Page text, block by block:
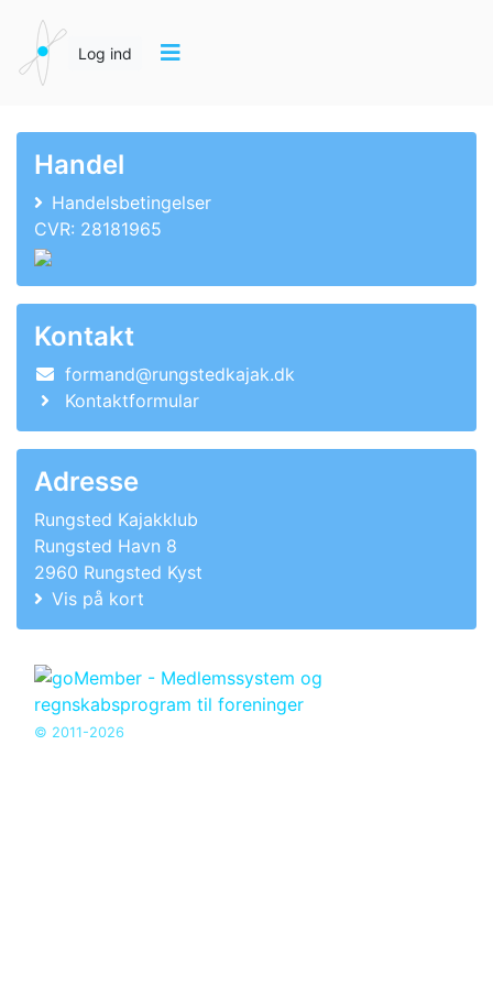
Log ind
Handel
Handelsbetingelser
CVR: 28181965
Kontakt
formand@rungstedkajak.dk
Kontaktformular
Adresse
Rungsted Kajakklub
Rungsted Havn 8
2960 Rungsted Kyst
Vis på kort
© 2011-2026